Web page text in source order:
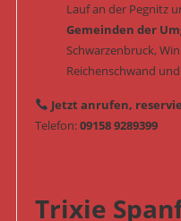
Lauf an der Pegnitz
Gemeinden der
Schwarzenbruck,
Reichenschwand
Jetzt anrufen,
Telefon:09158 9289399
Trixie